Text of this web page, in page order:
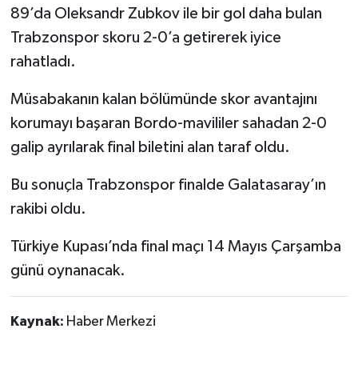
89’da Oleksandr Zubkov ile bir gol daha bulan
Trabzonspor skoru 2-0’a getirerek iyice
rahatladı.
Müsabakanın kalan bölümünde skor avantajını
korumayı başaran Bordo-mavililer sahadan 2-0
galip ayrılarak final biletini alan taraf oldu.
Bu sonuçla Trabzonspor finalde Galatasaray’ın
rakibi oldu.
Türkiye Kupası’nda final maçı 14 Mayıs Çarşamba
günü oynanacak.
Kaynak: Haber Merkezi